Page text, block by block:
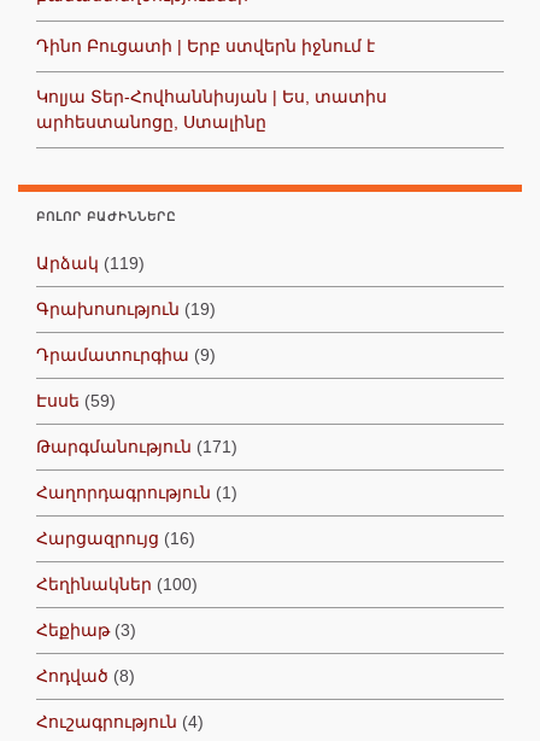
Դինո Բուցատի | Երբ ստվերն իջնում է
Կոլյա Տեր-Հովհաննիսյան | Ես, տատիս
արհեստանոցը, Ստալինը
ԲՈԼՈՐ ԲԱԺԻՆՆԵՐԸ
Արձակ (119)
Գրախոսություն (19)
Դրամատուրգիա (9)
Էսսե (59)
Թարգմանություն (171)
Հաղորդագրություն (1)
Հարցազրույց (16)
Հեղինակներ (100)
Հեքիաթ(3)
Հոդված (8)
Հուշագրություն (4)